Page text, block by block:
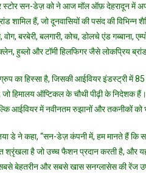
डेज़
को
ने
लॉन्च
किया
स्टोर
स्टोर सन-डेज़ को ने आज मॉल ऑफ़ देहरादून में
शामिल हैं, जो दूनवासियों की पसंद की
बरबेरी, बलगारी, कोच, डोलचे एंड गब्बाना,
क्लेन, हुब्लो और टॉमी हिलफिगर जैसे लोकप्रिय
का हिस्सा है, जिसकी आईवियर इंडस्ट्री में
जो हिमालय ऑप्टिकल के चौथी पीढ़ी के
आईवियर में नवीनतम रुझानों और तकनीकों को
ने कहा, “सन-डेज़ कंपनी में, हम मानते हैं कि
श्रृंखला है जो उच्च फैशन प्रदान करती है,
सबसे बेहतरीन और सबसे खास सनग्लासेस की रेंज